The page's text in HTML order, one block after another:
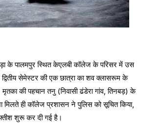
के पालमपुर स्थित केएलबी कॉलेज के परिसर में उस
सेमेस्टर की एक छात्रा का शव क्लासरूम के
की पहचान तनु (निवासी ढंडेरा गांव, तिनबड़) के
ही कॉलेज प्रशासन ने पुलिस को सूचित किया,
शुरू कर दी गई है।